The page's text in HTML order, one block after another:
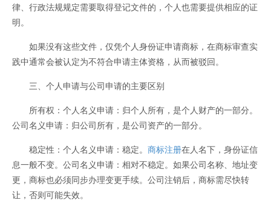
律、行政法规规定需要取得登记文件的，个人也需要提供相应的证
明。
如果没有这些文件，仅凭个人身份证申请商标，在商标审查实
践中通常会被认定为不符合申请主体资格，从而被驳回。
三、个人申请与公司申请的主要区别
所有权：个人名义申请：归个人所有，是个人财产的一部分。
公司名义申请：归公司所有，是公司资产的一部分。
稳定性：个人名义申请：稳定。 商标注册在人名下，身份证信
息一般不变。公司名义申请：相对不稳定。如果公司名称、地址变
更，商标也必须同步办理变更手续。公司注销后，商标需尽快转
让，否则可能失效。